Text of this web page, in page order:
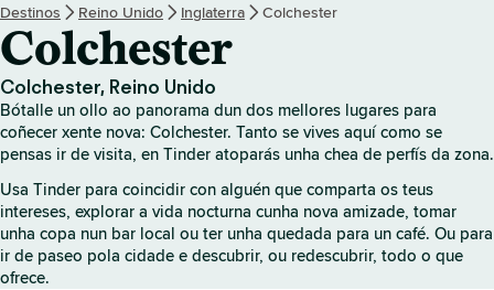
r
o
m
e
Destinos Reino Unido Inglaterra Colchester
Colchester
Colchester, Reino Unido
Bótalle un ollo ao panorama dun dos mellores lugares para
coñecer xente nova: Colchester. Tanto se vives aquí como se
pensas ir de visita, en Tinder atoparás unha chea de perfís da zona.
Usa Tinder para coincidir con alguén que comparta os teus
intereses, explorar a vida nocturna cunha nova amizade, tomar
unha copa nun bar local ou ter unha quedada para un café. Ou para
ir de paseo pola cidade e descubrir, ou redescubrir, todo o que
ofrece.